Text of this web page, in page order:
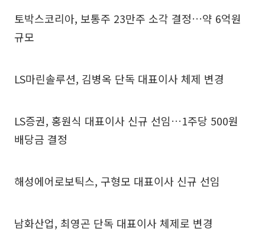
토박스코리아, 보통주 23만주 소각 결정…약 6억원
규모
LS마린솔루션, 김병옥 단독 대표이사 체제 변경
LS증권, 홍원식 대표이사 신규 선임…1주당 500원
배당금 결정
해성에어로보틱스, 구형모 대표이사 신규 선임
남화산업, 최영곤 단독 대표이사 체제로 변경